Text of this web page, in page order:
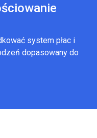
system płac i
dopasowany do